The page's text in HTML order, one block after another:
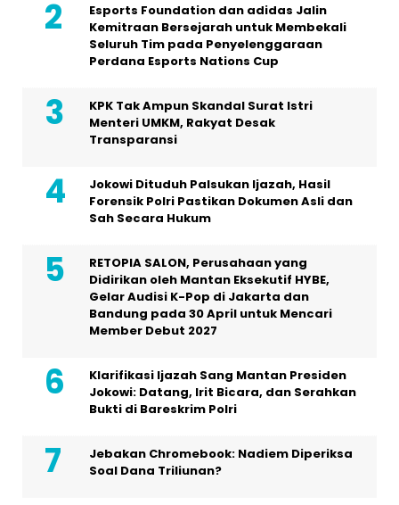
Esports Foundation dan adidas Jalin
Kemitraan Bersejarah untuk Membekali
Seluruh Tim pada Penyelenggaraan
Perdana Esports Nations Cup
KPK Tak Ampun Skandal Surat Istri
Menteri UMKM, Rakyat Desak
Transparansi
Jokowi Dituduh Palsukan Ijazah, Hasil
Forensik Polri Pastikan Dokumen Asli dan
Sah Secara Hukum
RETOPIA SALON, Perusahaan yang
Didirikan oleh Mantan Eksekutif HYBE,
Gelar Audisi K-Pop di Jakarta dan
Bandung pada 30 April untuk Mencari
Member Debut 2027
Klarifikasi Ijazah Sang Mantan Presiden
Jokowi: Datang, Irit Bicara, dan Serahkan
Bukti di Bareskrim Polri
Jebakan Chromebook: Nadiem Diperiksa
Soal Dana Triliunan?